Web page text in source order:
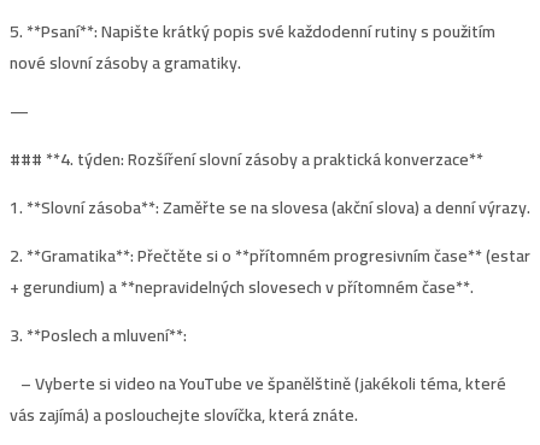
5. **Psaní**: Napište krátký popis své každodenní rutiny s použitím
nové slovní zásoby a gramatiky.
—
### **4. týden: Rozšíření slovní zásoby a praktická konverzace**
1. **Slovní zásoba**: Zaměřte se na slovesa (akční slova) a denní výrazy.
2. **Gramatika**: Přečtěte si o **přítomném progresivním čase** (estar
+ gerundium) a **nepravidelných slovesech v přítomném čase**.
3. **Poslech a mluvení**:
– Vyberte si video na YouTube ve španělštině (jakékoli téma, které
vás zajímá) a poslouchejte slovíčka, která znáte.